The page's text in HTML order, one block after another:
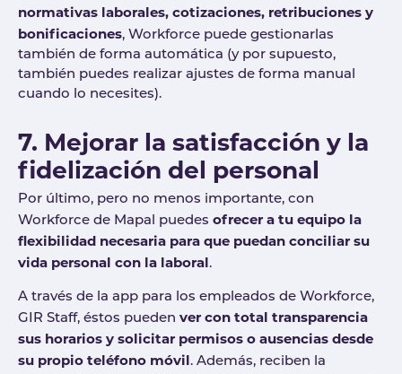
normativas laborales, cotizaciones, retribuciones y
bonificaciones, Workforce puede gestionarlas
también de forma automática (y por supuesto,
también puedes realizar ajustes de forma manual
cuando lo necesites).
7. Mejorar la satisfacción y la
fidelización del personal
Por último, pero no menos importante, con
Workforce de Mapal puedes ofrecer a tu equipo la
flexibilidad necesaria para que puedan conciliar su
vida personal con la laboral.
A través de la app para los empleados de Workforce,
GIR Staff, éstos pueden ver con total transparencia
sus horarios y solicitar permisos o ausencias desde
su propio teléfono móvil. Además, reciben la